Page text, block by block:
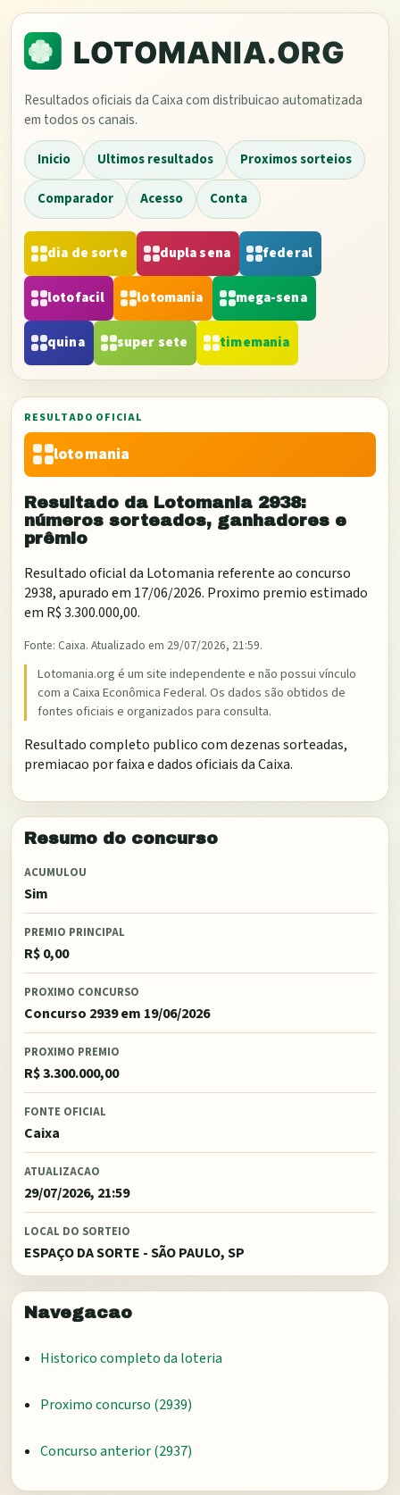
Resultados oficiais da Caixa com distribuicao automatizada
em todos os canais.
Inicio Ultimos resultados Proximos sorteios
Comparador Acesso Conta
dia de sorte dupla sena federal
lotofacil lotomania mega-sena
quina super sete timemania
RESULTADO OFICIAL
lotomania
Resultado da Lotomania 2938:
números sorteados, ganhadores e
prêmio
Resultado oficial da Lotomania referente ao concurso
2938, apurado em 17/06/2026. Proximo premio estimado
em R$ 3.300.000,00.
Fonte: Caixa. Atualizado em 29/07/2026, 21:59.
Lotomania.org é um site independente e não possui vínculo
com a Caixa Econômica Federal. Os dados são obtidos de
fontes oficiais e organizados para consulta.
Resultado completo publico com dezenas sorteadas,
premiacao por faixa e dados oficiais da Caixa.
Resumo do concurso
ACUMULOU
Sim
PREMIO PRINCIPAL
R$ 0,00
PROXIMO CONCURSO
Concurso 2939em 19/06/2026
PROXIMO PREMIO
R$ 3.300.000,00
FONTE OFICIAL
Caixa
ATUALIZACAO
29/07/2026, 21:59
LOCAL DO SORTEIO
ESPAÇO DA SORTE - SÃO PAULO, SP
Navegacao
Historico completo da loteria
Proximo concurso (2939)
Concurso anterior (2937)